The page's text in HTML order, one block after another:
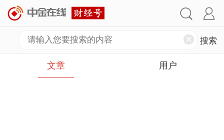
文章 用户